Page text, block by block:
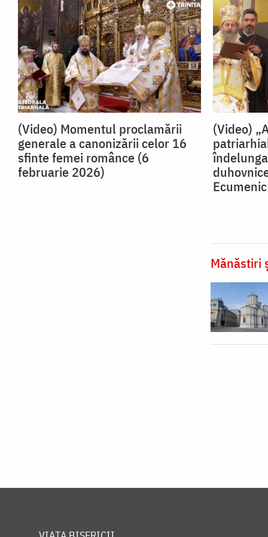
(Video) Momentul proclamării
generale a canonizării celor 16
sfinte femei românce (6
februarie 2026)
(Video)
Mănăstiri